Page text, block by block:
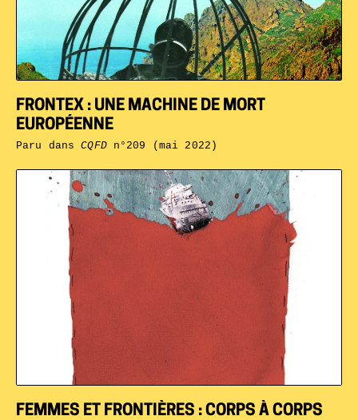
FEMMES ET FRONTIÈRES : CORPS À CORPS
FRONTEX : UNE MACHINE DE MORT
EUROPÉENNE
Paru dansCQFDn°209 (mai 2022)